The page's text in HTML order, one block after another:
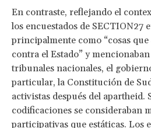
En contraste, reflejando el
los encuestados de SECTION27
principalmente como “cosas
contra el Estado” y
tribunales nacionales, el
particular, la Constitución de
activistas después del apartheid.
codificaciones se consideraban
participativas que estáticas. Los